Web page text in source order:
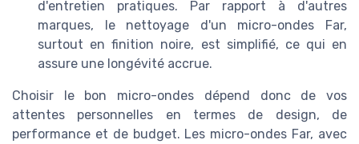
d'entretien pratiques. Par rapport à d'autres
marques, le nettoyage d'un micro-ondes Far,
surtout en finition noire, est simplifié, ce qui en
assure une longévité accrue.
Choisir le bon micro-ondes dépend donc de vos
attentes personnelles en termes de design, de
performance et de budget. Les micro-ondes Far, avec